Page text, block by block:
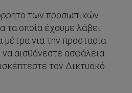
των προσωπικών
τα οποία έχουμε λάβει
μέτρα για την προστασία
αισθάνεστε ασφάλεια
τον Δικτυακό